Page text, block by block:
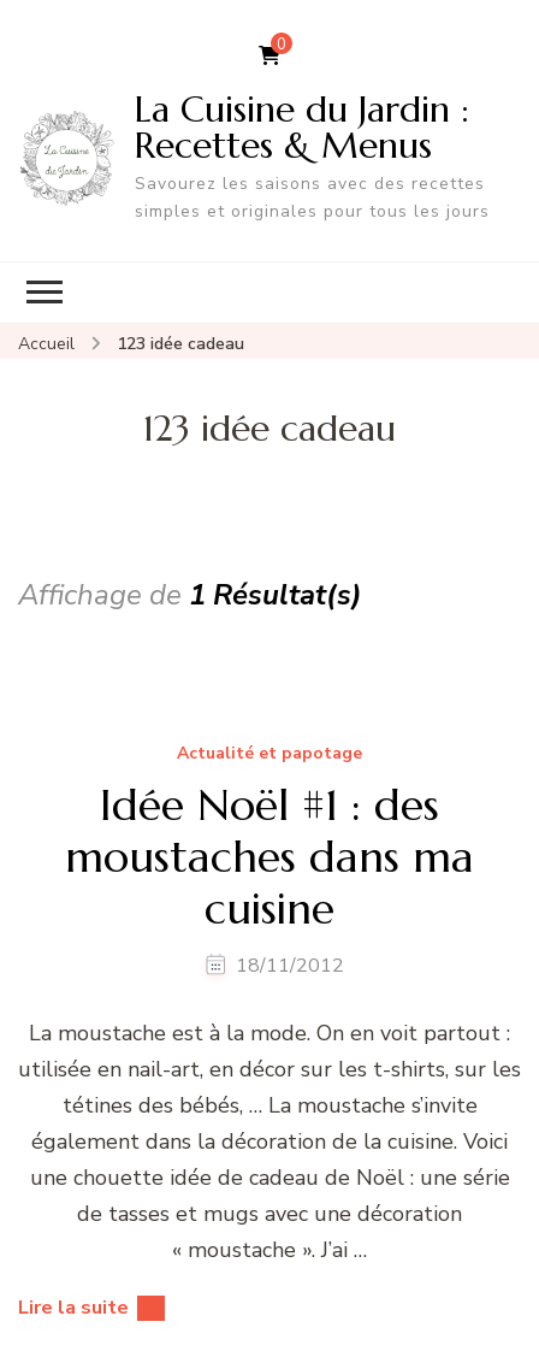
0
La Cuisine du Jardin :
Recettes & Menus
Savourez les saisons avec des recettes
simples et originales pour tous les jours
Accueil 123 idée cadeau
123 idée cadeau
Affichage de 1 Résultat(s)
Actualité et papotage
Idée Noël #1 : des
moustaches dans ma
cuisine
18/11/2012
La moustache est à la mode. On en voit partout :
utilisée en nail-art, en décor sur les t-shirts, sur les
tétines des bébés, … La moustache s’invite
également dans la décoration de la cuisine. Voici
une chouette idée de cadeau de Noël : une série
de tasses et mugs avec une décoration
« moustache ». J’ai …
Lire la suite